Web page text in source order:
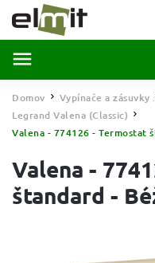
Domov / Vypínače a zásuvky
Legrand Valena (Classic) /
Valena - 774126 - Termostat
Valena -
štandard -